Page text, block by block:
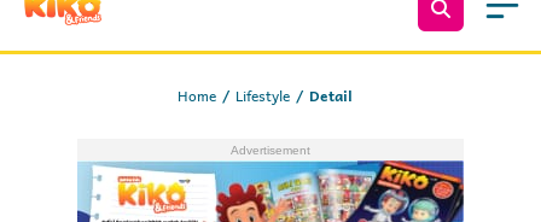
Home Lifestyle Detail